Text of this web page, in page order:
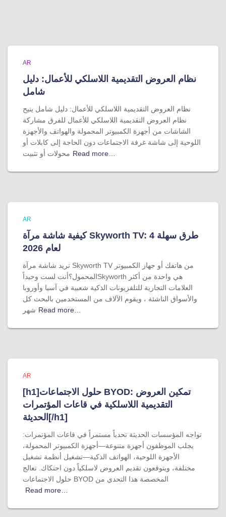
AR
نظام العروض التقديمية اللاسلكي للأعمال: دليل
شامل
نظام العروض التقديمية اللاسلكي للأعمال: دليل شامل يتيح
نظام العروض التقديمية اللاسلكي للأعمال للفرق مشاركة
الشاشات من أجهزة الكمبيوتر المحمولة والهواتف والأجهزة
اللوحية إلى شاشة غرفة الاجتماعات دون الحاجة إلى كابلات أو
محولات أو تثبيت Read more…
AR
كيفية شاشة مرآة Skyworth TV: 4 طرق سهلة
لعام 2026
تريد شاشة مرآة Skyworth TV من هاتفك أو جهاز الكمبيوتر
المحمول؟أنت لست وحيداًSkyworth هي واحدة من أكثر
العلامات التجارية للتلفزيونات الذكية شعبية في آسيا وأوروبا
والأسواق الناشئة ، ويقوم الآلاف من المستخدمين بالبحث كل
شهر Read more…
AR
[h1]حلول الاجتماعات BYOD: تمكين العروض
التقديمية اللاسلكية في قاعات المؤتمرات
الحديثة[/h1]
تواجه المؤسسات الحديثة تحدياً مستمراً في قاعات المؤتمرات:
يجلب الموظفون أجهزة متنوعة—أجهزة الكمبيوتر المحمولة،
الأجهزة اللوحية، الهواتف الذكية—تشغيل أنظمة تشغيل
مختلفة، ويتوقعون تقديم العروض لاسلكياً دون احتكاك. تعالج
حلول الاجتماعات BYOD المخصصة هذا التحدي من
Read more…